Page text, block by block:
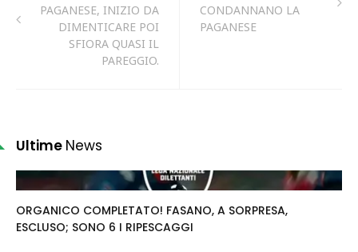
PAGANESE, INIZIO DA
DIMENTICARE POI
SFIORA QUASI IL
PAREGGIO.
CONDANNANO LA
PAGANESE
Ultime News
ORGANICO COMPLETATO! FASANO, A SORPRESA,
ESCLUSO; SONO 6 I RIPESCAGGI